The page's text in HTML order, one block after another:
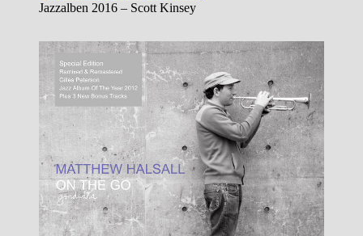
Jazzalben 2016 – Scott Kinsey